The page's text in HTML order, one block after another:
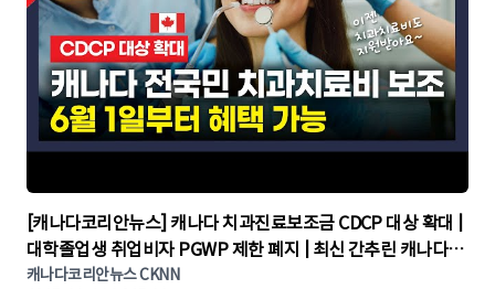
▶
[캐나다코리안뉴스] 캐나다 치과진료보조금 CDCP 대상 확대 |
대학졸업생 취업비자 PGWP 제한 폐지 | 최신 간추린 캐나다뉴
스 | CKNNEWS | 캐나다뉴스 | 토론토뉴스
캐나다코리안뉴스 CKNN